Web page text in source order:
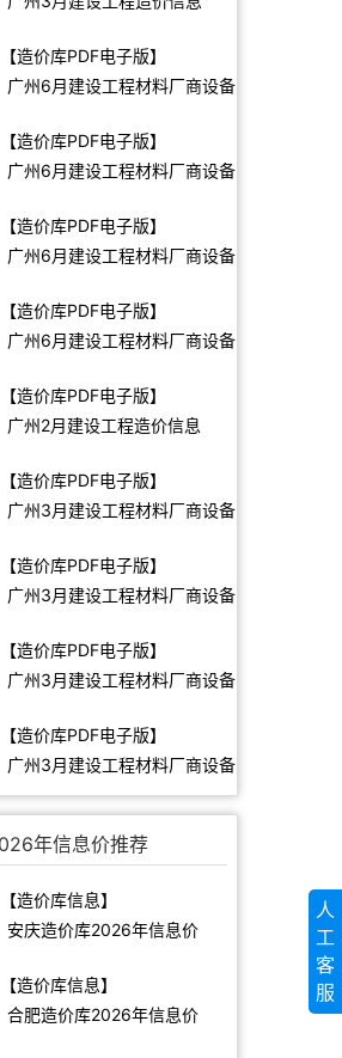
【造价库PDF电子版】
广州6月建设工程材料厂商设备
【造价库PDF电子版】
广州6月建设工程材料厂商设备
【造价库PDF电子版】
广州6月建设工程材料厂商设备
【造价库PDF电子版】
广州6月建设工程材料厂商设备
【造价库PDF电子版】
广州2月建设工程造价信息
【造价库PDF电子版】
广州3月建设工程材料厂商设备
【造价库PDF电子版】
广州3月建设工程材料厂商设备
【造价库PDF电子版】
广州3月建设工程材料厂商设备
【造价库PDF电子版】
广州3月建设工程材料厂商设备
价格
年信息价推荐
【造价库信息】
安庆造价库2026年信息价
【造价库信息】
合肥造价库2026年信息价
人
工
客
服